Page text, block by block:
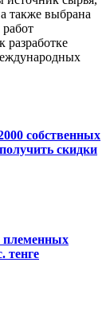
также выбрана
разработке
собственных
скидки
племенных
тенге